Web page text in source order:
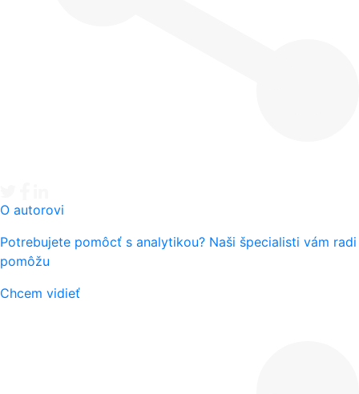
O autorovi
Potrebujete pomôcť s analytikou? Naši špecialisti vám radi
pomôžu
Chcem vidieť